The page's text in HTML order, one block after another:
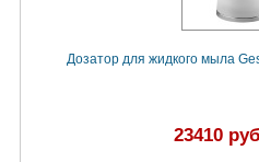
Дозатор для жидкого мыла
23410